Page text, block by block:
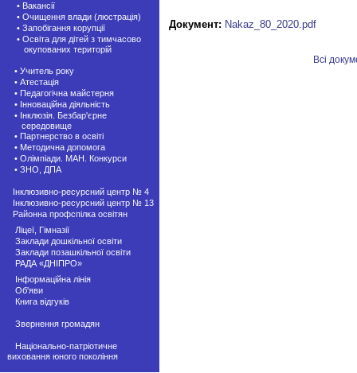
• Вакансії
• Очищення влади (люстрація)
• Запобігання корупції
• Освіта для дітей з тимчасово
окупованих територій
• Учитель року
• Атестація
• Педагогічна майстерня
• Інноваційна діяльність
• Інклюзія. Безбар'єрне
середовище
• Партнерство в освіті
• Методична допомога
• Олімпіади. МАН. Конкурси
• ЗНО, ДПА
Інклюзивно-ресурсний центр № 4
Інклюзивно-ресурсний центр № 13
Районна профспілка освітян
Ліцеї, Гімназії
Заклади дошкільної освіти
Заклади позашкiльної освіти
РАДА «ДНІПРО»
Інформаційна лінія
Об'яви
Книга відгуків
Звернення громадян
Національно-патріотичне
виховання юного покоління
Документ: Nakaz_80_2020.pdf
Всі